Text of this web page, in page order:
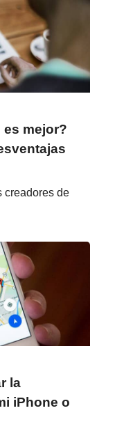
mejor?
creadores de
la
iPhone o